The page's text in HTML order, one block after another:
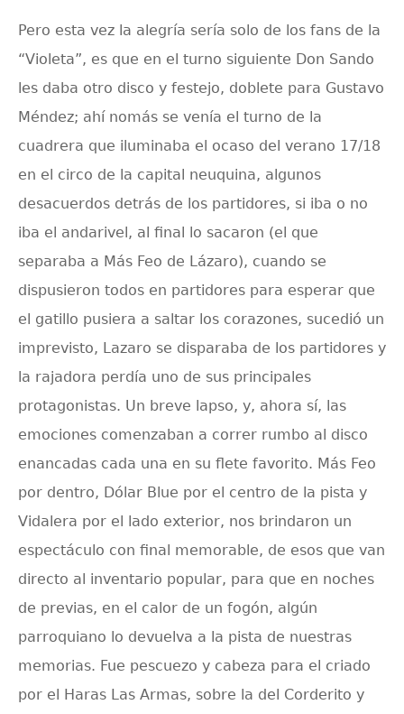
Pero esta vez la alegría sería solo de los fans de la
“Violeta”, es que en el turno siguiente Don Sando
les daba otro disco y festejo, doblete para Gustavo
Méndez; ahí nomás se venía el turno de la
cuadrera que iluminaba el ocaso del verano 17/18
en el circo de la capital neuquina, algunos
desacuerdos detrás de los partidores, si iba o no
iba el andarivel, al final lo sacaron (el que
separaba a Más Feo de Lázaro), cuando se
dispusieron todos en partidores para esperar que
el gatillo pusiera a saltar los corazones, sucedió un
imprevisto, Lazaro se disparaba de los partidores y
la rajadora perdía uno de sus principales
protagonistas. Un breve lapso, y, ahora sí, las
emociones comenzaban a correr rumbo al disco
enancadas cada una en su flete favorito. Más Feo
por dentro, Dólar Blue por el centro de la pista y
Vidalera por el lado exterior, nos brindaron un
espectáculo con final memorable, de esos que van
directo al inventario popular, para que en noches
de previas, en el calor de un fogón, algún
parroquiano lo devuelva a la pista de nuestras
memorias. Fue pescuezo y cabeza para el criado
por el Haras Las Armas, sobre la del Corderito y